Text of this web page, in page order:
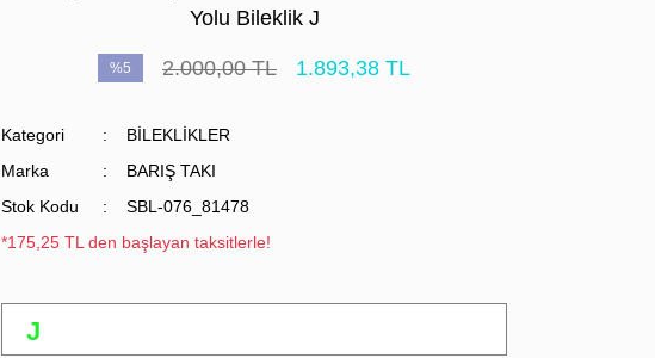
Yolu Bileklik J
%5 2.000,00 TL 1.893,38 TL
Kategori
BİLEKLİKLER
Marka
BARIŞ TAKI
Stok Kodu
SBL-076_81478
*175,25 TL den başlayan taksitlerle!